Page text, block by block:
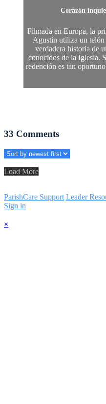
Corazón
Filmada en Europa, la
Agustín utiliza un
verdadera historia de
conocidos de la Iglesia.
redención es tan
33 Comments
Load More
ParishCare Support Leader
Sign in
×